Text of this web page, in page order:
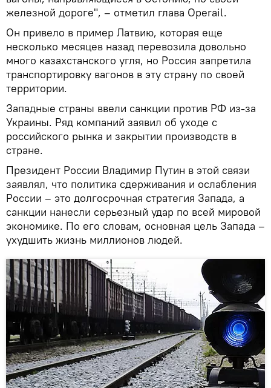
железной дороге", – отметил глава Operail.
Он привело в пример Латвию, которая еще
несколько месяцев назад перевозила довольно
много казахстанского угля, но Россия запретила
транспортировку вагонов в эту страну по своей
территории.
Западные страны ввели санкции против РФ из-за
Украины. Ряд компаний заявил об уходе с
российского рынка и закрытии производств в
стране.
Президент России Владимир Путин в этой связи
заявлял, что политика сдерживания и ослабления
России – это долгосрочная стратегия Запада, а
санкции нанесли серьезный удар по всей мировой
экономике. По его словам, основная цель Запада –
ухудшить жизнь миллионов людей.